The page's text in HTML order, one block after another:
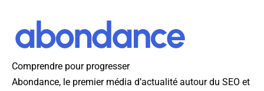
Comprendre pour progresser
Abondance, le premier média d’actualité autour du SEO et